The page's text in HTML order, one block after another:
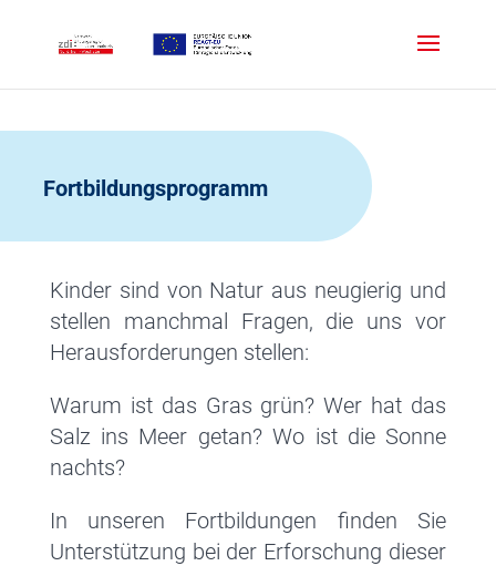
Fortbildungsprogramm
Kinder sind von Natur aus neugierig und
stellen manchmal Fragen, die uns vor
Herausforderungen stellen:
Warum ist das Gras grün? Wer hat das
Salz ins Meer getan? Wo ist die Sonne
nachts?
In unseren Fortbildungen finden Sie
Unterstützung bei der Erforschung dieser